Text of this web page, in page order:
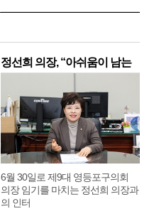
정선희 의장, “아쉬움이 남는
6월 30일로 제9대 영등포구의회
의장 임기를 마치는 정선희 의장과
의 인터